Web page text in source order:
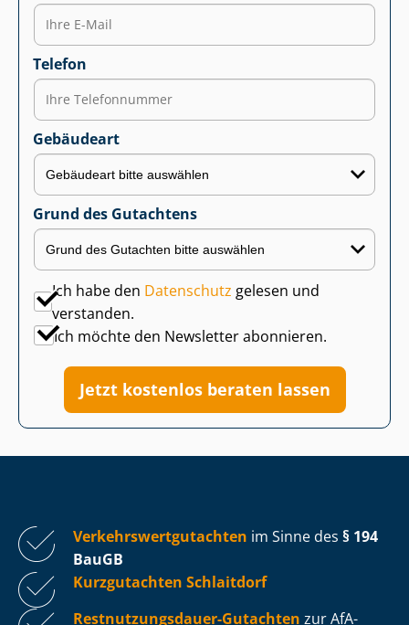
Telefon
Gebäudeart
Grund des Gutachtens
Ich habe den Datenschutz gelesen und
verstanden.
Ich möchte den Newsletter abonnieren.
Jetzt kostenlos beraten lassen
Ver­kehrs­wert­gut­ach­ten im Sinne des § 194
BauGB
Kurzgutachten Schlaitdorf
Rest­nut­zungs­dau­er-Gutachten zur AfA-